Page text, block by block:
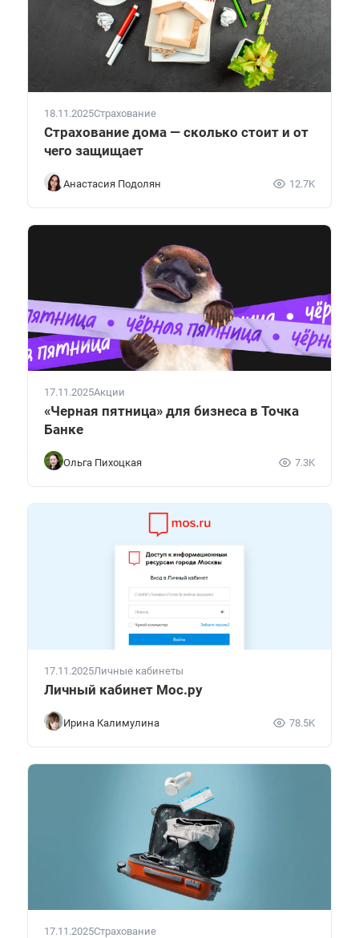
18.11.2025Страхование
Страхование дома — сколько стоит и от
чего защищает
Анастасия Подолян 12.7K
17.11.2025Акции
«Черная пятница» для бизнеса в Точка
Банке
Ольга Пихоцкая 7.3K
17.11.2025Личные кабинеты
Личный кабинет Мос.ру
Ирина Калимулина 78.5K
17.11.2025Страхование